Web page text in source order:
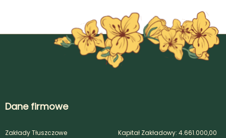
Dane firmowe
Zakłady Tłuszczowe
Kapitał Zakładowy: 4.661.000,00